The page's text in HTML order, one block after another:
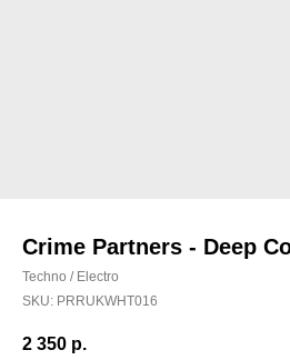
Crime Partners - Deep
Techno / Electro
SKU: PRRUKWHT016
2 350 р.